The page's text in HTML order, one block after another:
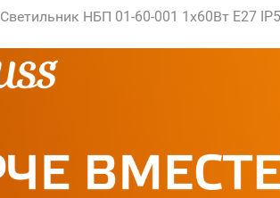
Светильник НБП 01-60-001 1х60Вт E27